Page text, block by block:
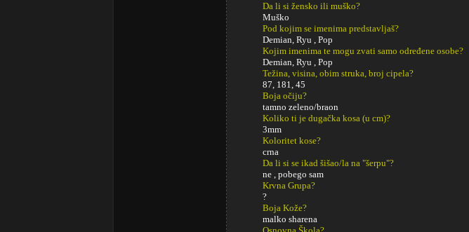
Da li si žensko ili muško?
Muško
Pod kojim se imenima predstavljaš?
Demian, Ryu , Pop
Kojim imenima te mogu zvati samo određene osobe?
Demian, Ryu , Pop
Težina, visina, obim struka, broj cipela?
87, 181, 45
Boja očiju?
tamno zeleno/braon
Koliko ti je dugačka kosa (u cm)?
3mm
Koloritet kose?
crna
Da li si se ikad šišao/la na "šerpu"?
ne , pobego sam
Krvna Grupa?
?
Boja Kože?
malko sharena